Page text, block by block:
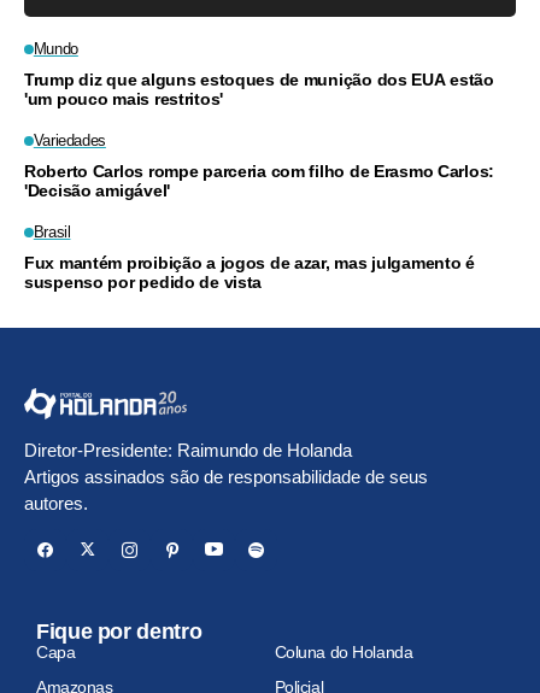
Mundo
Trump diz que alguns estoques de munição dos EUA estão
'um pouco mais restritos'
Variedades
Roberto Carlos rompe parceria com filho de Erasmo Carlos:
'Decisão amigável'
Brasil
Fux mantém proibição a jogos de azar, mas julgamento é
suspenso por pedido de vista
Diretor-Presidente: Raimundo de Holanda
Artigos assinados são de responsabilidade de seus
autores.
Fique por dentro
Capa
Coluna do Holanda
Amazonas
Policial